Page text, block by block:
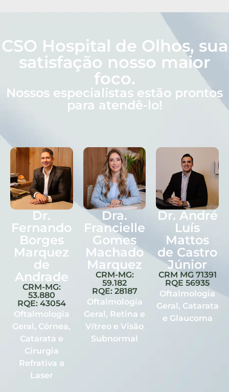
CSO Hospital de Olhos, sua
satisfação nosso maior
foco.
Nossos especialistas estão prontos
para atendê-lo!
Dr.
Fernando
Borges
Marquez
de
Andrade
CRM-MG:
53.880
RQE: 43054
Oftalmologia
Geral, Córnea,
Catarata e
Cirurgia
Refrativa a
Laser
Dra.
Francielle
Gomes
Machado
Marquez
CRM-MG:
59.182
RQE: 28187
Oftalmologia
Geral, Retina e
Vítreo e Visão
Subnormal
Dr. André
Luís
Mattos
de Castro
Júnior
CRM MG 71391
RQE 56935
Oftalmologia
Geral, Catarata
e Glaucoma